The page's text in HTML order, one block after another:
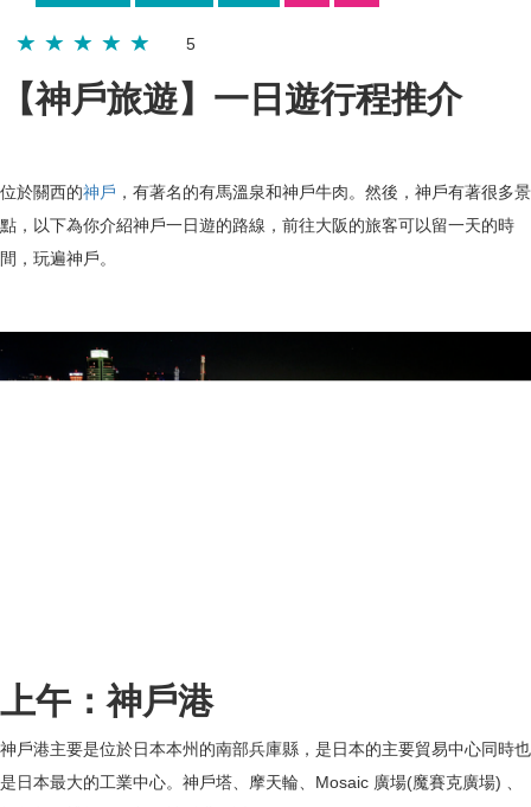
5
【神戶旅遊】一日遊行程推介
位於關西的神戶 ，有著名的有馬溫泉和神戶牛肉。然後，神戶有著很多景
點，以下為你介紹神戶一日遊的路線，前往大阪的旅客可以留一天的時
間，玩遍神戶。
上午：神戶港
神戶港主要是位於日本本州的南部兵庫縣，是日本的主要貿易中心同時也
是日本最大的工業中心。神戶塔、摩天輪、Mosaic 廣場(魔賽克廣場) 、